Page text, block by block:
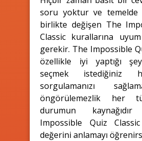
soru yoktur ve temelde
birlikte değişen The
Classic kurallarına uyum
gerekir. The Impossible
özellikle iyi yaptığı
seçmek istediğiniz
sorgulamanızı
öngörülemezlik her
durumun
Impossible Quiz Classic
değerini anlamayı